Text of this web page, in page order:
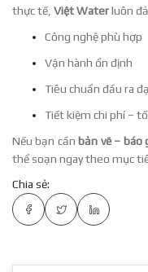
thực tế, Việt Waterluôn
Công nghệ phù hợp
Vận hành ổn định
Tiêu chuẩn đầu ra
Tiết kiệm chi phí –
Nếu bạn cầnbản vẽ – báo
thể soạn ngay theo mục
Chia sẻ: